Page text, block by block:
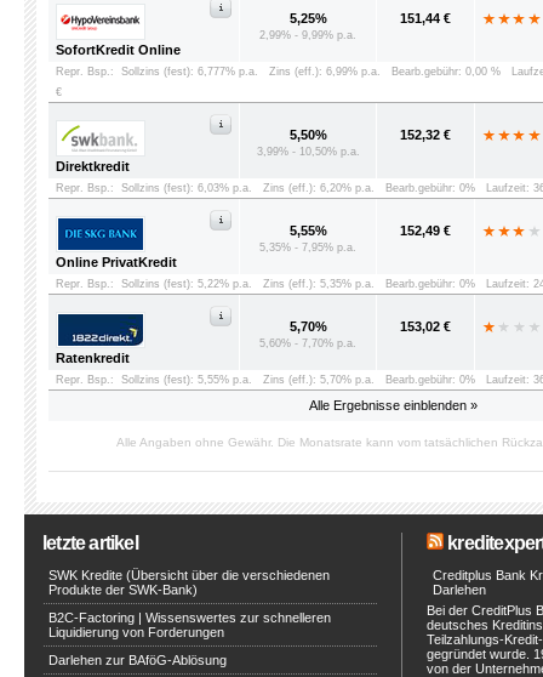
Alle Ergebnisse einblenden »
SofortKredit Online
5,25%
2,99% - 9,99% p.a.
151,44 €
Repr. Bsp.: Sollzins (fest): 6,777% p.a. Zins (eff.): 6,99% p.a. Bearb.gebühr: 0,00 %
€
Direktkredit
5,50%
3,99% - 10,50% p.a.
152,32 €
Repr. Bsp.: Sollzins (fest): 6,03% p.a. Zins (eff.): 6,20% p.a. Bearb.gebühr: 0% Laufzeit:
Online PrivatKredit
5,55%
5,35% - 7,95% p.a.
152,49 €
Repr. Bsp.: Sollzins (fest): 5,22% p.a. Zins (eff.): 5,35% p.a. Bearb.gebühr: 0% Laufzeit:
Ratenkredit
5,70%
5,60% - 7,70% p.a.
153,02 €
Repr. Bsp.: Sollzins (fest): 5,55% p.a. Zins (eff.): 5,70% p.a. Bearb.gebühr: 0% Laufzeit:
Alle Angaben ohne Gewähr. Die Monatsrate kann vom tatsächlichen
letzte artikel
SWK Kredite (Übersicht über die verschiedenen
Produkte der SWK-Bank)
B2C-Factoring | Wissenswertes zur schnelleren
Liquidierung von Forderungen
Darlehen zur BAföG-Ablösung
Creditplus Bank
Darlehen
Bei der CreditPlus
deutsches
Teilzahlungs-
gegründet wurde.
von der